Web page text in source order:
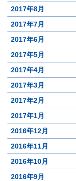
2017年8月
2017年7月
2017年6月
2017年5月
2017年4月
2017年3月
2017年2月
2017年1月
2016年12月
2016年11月
2016年10月
2016年9月